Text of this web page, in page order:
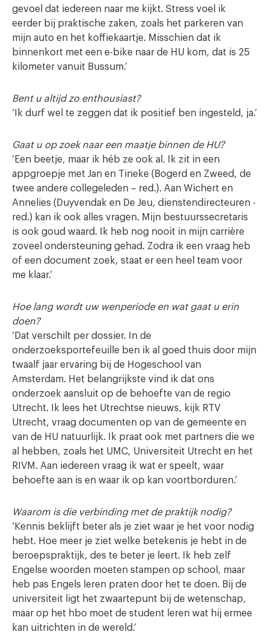
gevoel dat iedereen naar me kijkt. Stress voel ik
eerder bij praktische zaken, zoals het parkeren van
mijn auto en het koffiekaartje. Misschien dat ik
binnenkort met een e-bike naar de HU kom, dat is 25
kilometer vanuit Bussum.’
Bent u altijd zo enthousiast?
‘Ik durf wel te zeggen dat ik positief ben ingesteld, ja.’
Gaat u op zoek naar een maatje binnen de HU?
‘Een beetje, maar ik héb ze ook al. Ik zit in een
appgroepje met Jan en Tineke (Bogerd en Zweed, de
twee andere collegeleden – red.). Aan Wichert en
Annelies (Duyvendak en De Jeu, dienstendirecteuren -
red.) kan ik ook alles vragen. Mijn bestuurssecretaris
is ook goud waard. Ik heb nog nooit in mijn carrière
zoveel ondersteuning gehad. Zodra ik een vraag heb
of een document zoek, staat er een heel team voor
me klaar.’
Hoe lang wordt uw wenperiode en wat gaat u erin
doen?
‘Dat verschilt per dossier. In de
onderzoeksportefeuille ben ik al goed thuis door mijn
twaalf jaar ervaring bij de Hogeschool van
Amsterdam. Het belangrijkste vind ik dat ons
onderzoek aansluit op de behoefte van de regio
Utrecht. Ik lees het Utrechtse nieuws, kijk RTV
Utrecht, vraag documenten op van de gemeente en
van de HU natuurlijk. Ik praat ook met partners die we
al hebben, zoals het UMC, Universiteit Utrecht en het
RIVM. Aan iedereen vraag ik wat er speelt, waar
behoefte aan is en waar ik op kan voortborduren.’
Waarom is die verbinding met de praktijk nodig?
‘Kennis beklijft beter als je ziet waar je het voor nodig
hebt. Hoe meer je ziet welke betekenis je hebt in de
beroepspraktijk, des te beter je leert. Ik heb zelf
Engelse woorden moeten stampen op school, maar
heb pas Engels leren praten door het te doen. Bij de
universiteit ligt het zwaartepunt bij de wetenschap,
maar op het hbo moet de student leren wat hij ermee
kan uitrichten in de wereld.’